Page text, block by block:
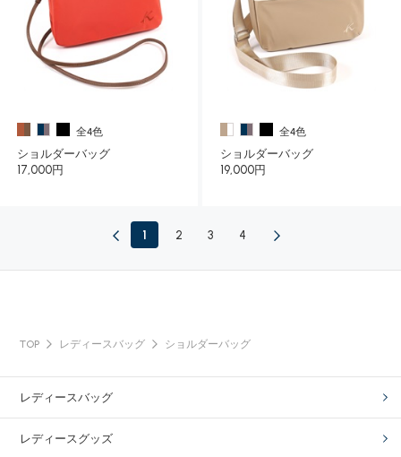
全4色
ショルダーバッグ
17,000円
全4色
ショルダーバッグ
19,000円
1 2 3 4
TOP レディースバッグ ショルダーバッグ
レディースバッグ
レディースグッズ